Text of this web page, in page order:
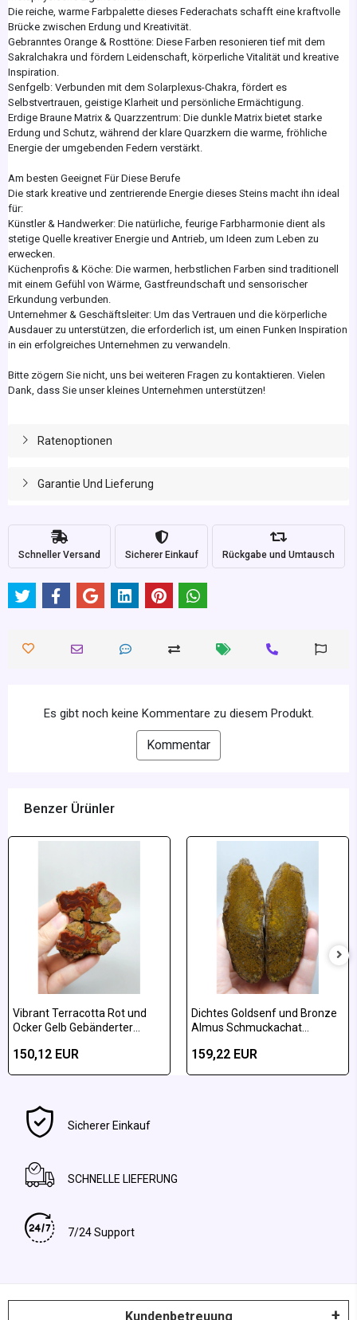
Die reiche, warme Farbpalette dieses Federachats schafft eine kraftvolle
Brücke zwischen Erdung und Kreativität.
Gebranntes Orange & Rosttöne: Diese Farben resonieren tief mit dem
Sakralchakra und fördern Leidenschaft, körperliche Vitalität und kreative
Inspiration.
Senfgelb: Verbunden mit dem Solarplexus-Chakra, fördert es
Selbstvertrauen, geistige Klarheit und persönliche Ermächtigung.
Erdige Braune Matrix & Quarzzentrum: Die dunkle Matrix bietet starke
Erdung und Schutz, während der klare Quarzkern die warme, fröhliche
Energie der umgebenden Federn verstärkt.
Am besten Geeignet Für Diese Berufe
Die stark kreative und zentrierende Energie dieses Steins macht ihn ideal
für:
Künstler & Handwerker: Die natürliche, feurige Farbharmonie dient als
stetige Quelle kreativer Energie und Antrieb, um Ideen zum Leben zu
erwecken.
Küchenprofis & Köche: Die warmen, herbstlichen Farben sind traditionell
mit einem Gefühl von Wärme, Gastfreundschaft und sensorischer
Erkundung verbunden.
Unternehmer & Geschäftsleiter: Um das Vertrauen und die körperliche
Ausdauer zu unterstützen, die erforderlich ist, um einen Funken Inspiration
in ein erfolgreiches Unternehmen zu verwandeln.
Bitte zögern Sie nicht, uns bei weiteren Fragen zu kontaktieren. Vielen
Dank, dass Sie unser kleines Unternehmen unterstützen!
Ratenoptionen
Garantie Und Lieferung
Schneller Versand Sicherer Einkauf Rückgabe und Umtausch
Es gibt noch keine Kommentare zu diesem Produkt.
Kommentar
Benzer Ürünler
Vibrant Terracotta Rot und
Ocker Gelb Gebänderter
150,12 EUR
Dichtes Goldsenf und Bronze
Almus Schmuckachat
159,22 EUR
Sicherer Einkauf
SCHNELLE LIEFERUNG
7/24 Support
Kundenbetreuung